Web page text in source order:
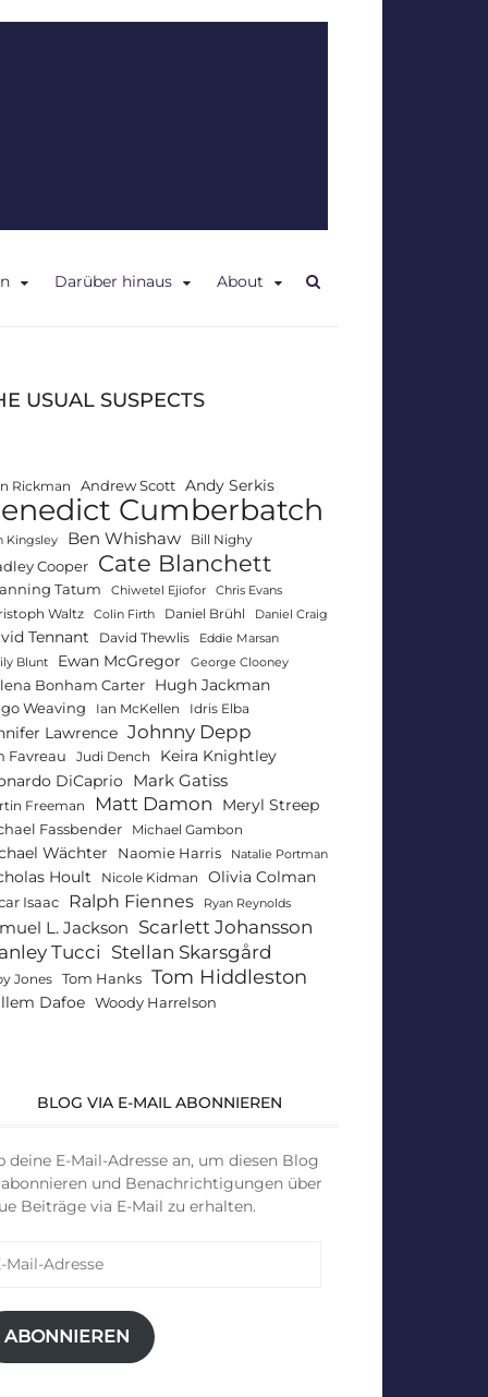
Darüber hinaus About
USUAL SUSPECTS
Rickman Andrew Scott Andy Serkis
Cumberbatch
Kingsley Ben Whishaw Bill Nighy
Cooper Cate Blanchett
Tatum Chiwetel Ejiofor Chris Evans
Waltz Colin Firth Daniel Brühl Daniel Craig
Tennant David Thewlis
Eddie Marsan
Blunt
Ewan McGregor George Clooney
Bonham Carter Hugh Jackman
Weaving Ian McKellen Idris Elba
Lawrence Johnny Depp
Favreau Judi Dench
Keira Knightley
DiCaprio
Mark Gatiss
Freeman Matt Damon Meryl Streep
Fassbender Michael Gambon
Wächter Naomie Harris Natalie Portman
Hoult Nicole Kidman Olivia Colman
Isaac Ralph Fiennes Ryan Reynolds
L. Jackson Scarlett Johansson
Tucci Stellan Skarsgård
Jones Tom Hanks Tom Hiddleston
Dafoe Woody Harrelson
BLOG VIA E-MAIL ABONNIEREN
deine E-Mail-Adresse an, um diesen Blog
und Benachrichtigungen über
Beiträge via E-Mail zu erhalten.
ABONNIEREN